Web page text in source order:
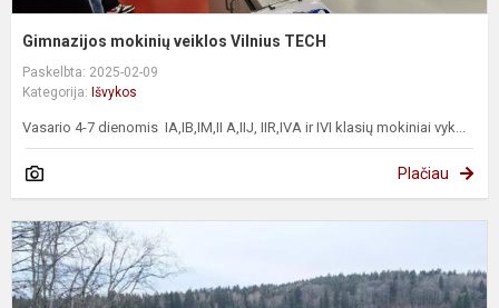
Gimnazijos mokinių veiklos Vilnius TECH
Paskelbta: 2025-02-09
Kategorija: Išvykos
Vasario 4-7 dienomis IA,IB,IM,II A,IIJ, IIR,IVA ir IVI klasių mokiniai vyk...
Plačiau